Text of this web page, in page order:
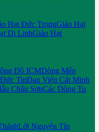
Hạt Đức TrọngGiáo Hạt
Di LinhGiáo Hạt
Đồ ICMDòng Mến
TinĐan Viện Cát Minh
Châu SơnCác Dòng Tu
Lời Nguyện Tín